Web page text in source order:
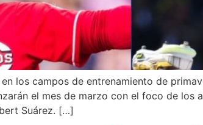
los campos de entrenamiento de
el mes de marzo con el foco de los
Suárez. […]